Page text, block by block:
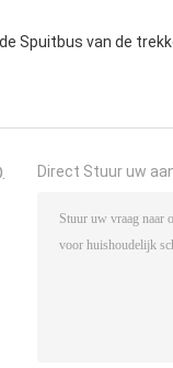
Spuitbus van de
Direct Stuur uw